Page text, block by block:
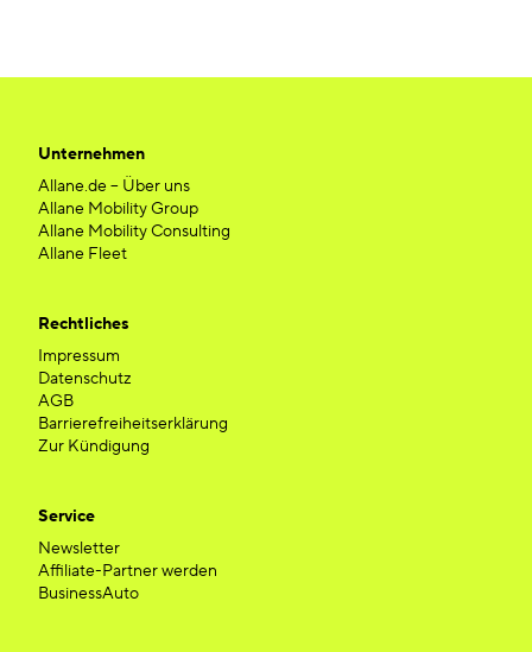
Unternehmen
Allane.de – Über uns
Allane Mobility Group
Allane Mobility Consulting
Allane Fleet
Rechtliches
Impressum
Datenschutz
AGB
Barrierefreiheitserklärung
Zur Kündigung
Service
Newsletter
Affiliate-Partner werden
BusinessAuto